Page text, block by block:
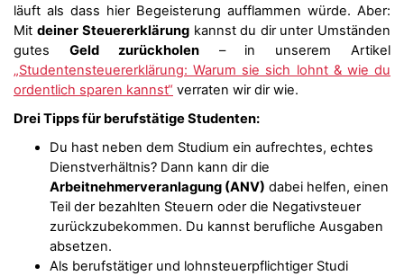
läuft als dass hier Begeisterung aufflammen würde. Aber:
Mit deiner Steuererklärung kannst du dir unter Umständen
gutes Geld zurückholen– in unserem Artikel
„Studentensteuererklärung: Warum sie sich lohnt & wie du
ordentlich sparen kannst“ verraten wir dir wie.
Drei Tipps für berufstätige Studenten:
Du hast neben dem Studium ein aufrechtes, echtes
Dienstverhältnis? Dann kann dir die
Arbeitnehmerveranlagung (ANV) dabei helfen, einen
Teil der bezahlten Steuern oder die Negativsteuer
zurückzubekommen. Du kannst berufliche Ausgaben
absetzen.
Als berufstätiger und lohnsteuerpflichtiger Studi